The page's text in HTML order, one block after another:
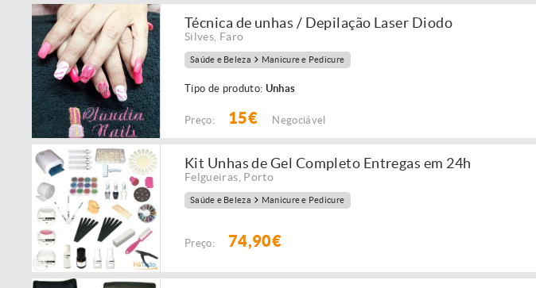
Técnica de unhas / Depilação Laser Diodo
Silves Faro
Saúde e Beleza Manicure e Pedicure
Tipo de produto: Unhas
Preço: 15€ Negociável
Kit Unhas de Gel Completo Entregas em 24h
Felgueiras Porto
Saúde e Beleza Manicure e Pedicure
Preço: 74,90€